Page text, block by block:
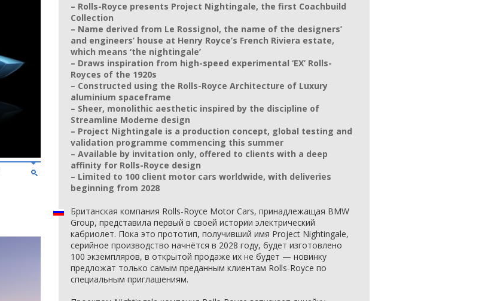
– Rolls-Royce presents Project Nightingale, the first Coachbuild
Collection
– Name derived from Le Rossignol, the name of the designers’
and engineers’ house at Henry Royce’s French Riviera estate,
which means ‘the nightingale’
– Draws inspiration from high-speed experimental ‘EX’ Rolls-
Royces of the 1920s
– Constructed using the Rolls-Royce Architecture of Luxury
aluminium spaceframe
– Sheer, monolithic aesthetic inspired by the discipline of
Streamline Moderne design
– Project Nightingale is a production concept, global testing and
validation programme commencing this summer
– Available by invitation only, offered to clients with a deep
affinity for Rolls-Royce design
– Limited to 100 client motor cars worldwide, with deliveries
beginning from 2028
Британская компания Rolls-Royce Motor Cars, принадлежащая BMW
Group, представила первый в своей истории электрический
кабриолет. Пока это прототип, получивший имя Project Nightingale,
серийное производство начнётся в 2028 году, будет изготовлено
100 экземпляров, в открытой продаже их не будет — новинку
предложат только самым преданным клиентам Rolls-Royce по
специальным приглашениям.